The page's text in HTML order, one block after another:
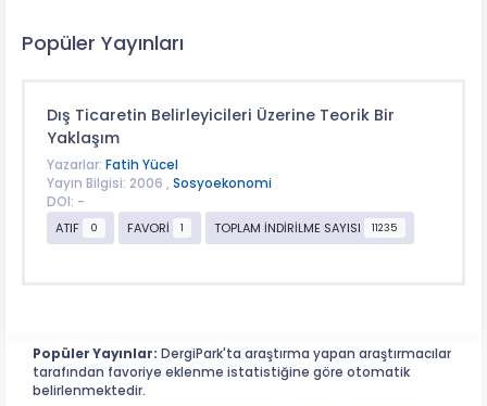
Popüler Yayınları
Dış Ticaretin Belirleyicileri Üzerine Teorik Bir
Yaklaşım
Yazarlar: Fatih Yücel
Yayın Bilgisi: 2006 , Sosyoekonomi
DOI: -
ATIF
0 FAVORİ 1 TOPLAM İNDİRİLME SAYISI 11235
Popüler Yayınlar: DergiPark'ta araştırma yapan araştırmacılar
tarafından favoriye eklenme istatistiğine göre otomatik
belirlenmektedir.